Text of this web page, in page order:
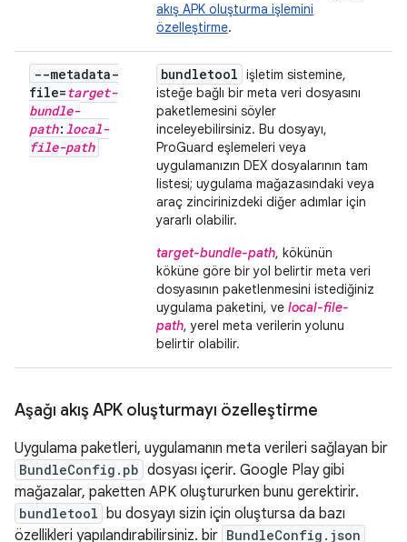
akış APK oluşturma işlemini
özelleştirme.
--metadata-
file=target-
bundle-
path: local-
file-path
bundletool işletim sistemine,
isteğe bağlı bir meta veri dosyasını
paketlemesini söyler
inceleyebilirsiniz. Bu dosyayı,
ProGuard eşlemeleri veya
uygulamanızın DEX dosyalarının tam
listesi; uygulama mağazasındaki veya
araç zincirinizdeki diğer adımlar için
yararlı olabilir.
target-bundle-path, kökünün
köküne göre bir yol belirtir meta veri
dosyasının paketlenmesini istediğiniz
uygulama paketini, ve local-file-
path, yerel meta verilerin yolunu
belirtir olabilir.
Aşağı akış APK oluşturmayı özelleştirme
Uygulama paketleri, uygulamanın meta verileri sağlayan bir
BundleConfig.pb dosyası içerir. Google Play gibi
mağazalar, paketten APK oluştururken bunu gerektirir.
bundletool bu dosyayı sizin için oluştursa da bazı
özellikleri yapılandırabilirsiniz. bir BundleConfig.json